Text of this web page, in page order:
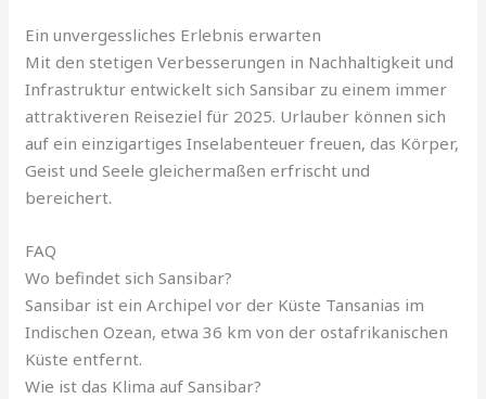
Ein unvergessliches Erlebnis erwarten
Mit den stetigen Verbesserungen in Nachhaltigkeit und
Infrastruktur entwickelt sich Sansibar zu einem immer
attraktiveren Reiseziel für 2025. Urlauber können sich
auf ein einzigartiges Inselabenteuer freuen, das Körper,
Geist und Seele gleichermaßen erfrischt und
bereichert.
FAQ
Wo befindet sich Sansibar?
Sansibar ist ein Archipel vor der Küste Tansanias im
Indischen Ozean, etwa 36 km von der ostafrikanischen
Küste entfernt.
Wie ist das Klima auf Sansibar?